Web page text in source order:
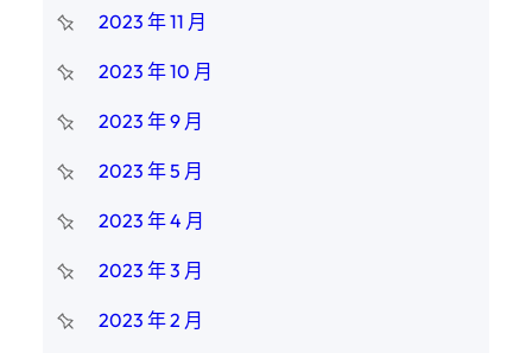
2023 年 11 月
2023 年 10 月
2023 年 9 月
2023 年 5 月
2023 年 4 月
2023 年 3 月
2023 年 2 月